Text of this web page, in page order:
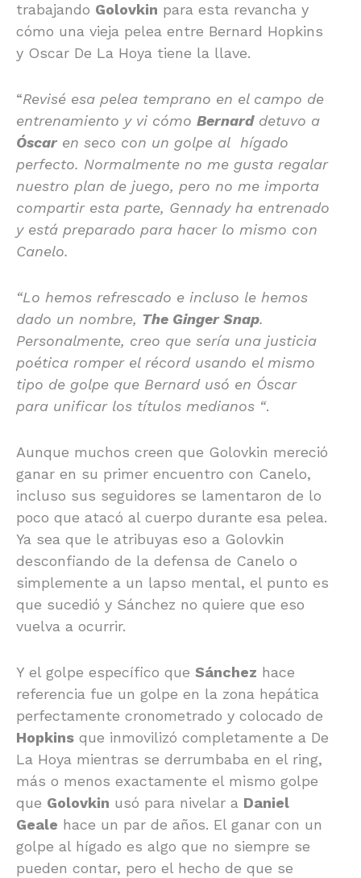
trabajando Golovkin para esta revancha y
cómo una vieja pelea entre Bernard Hopkins
y Oscar De La Hoya tiene la llave.
“Revisé esa pelea temprano en el campo de
entrenamiento y vi cómo Bernarddetuvo a
Óscaren seco con un golpe al hígado
perfecto. Normalmente no me gusta regalar
nuestro plan de juego, pero no me importa
compartir esta parte, Gennady ha entrenado
y está preparado para hacer lo mismo con
Canelo.
“Lo hemos refrescado e incluso le hemos
dado un nombre, The Ginger Snap.
Personalmente, creo que sería una justicia
poética romper el récord usando el mismo
tipo de golpe que Bernard usó en Óscar
para unificar los títulos medianos “.
Aunque muchos creen que Golovkin mereció
ganar en su primer encuentro con Canelo,
incluso sus seguidores se lamentaron de lo
poco que atacó al cuerpo durante esa pelea.
Ya sea que le atribuyas eso a Golovkin
desconfiando de la defensa de Canelo o
simplemente a un lapso mental, el punto es
que sucedió y Sánchez no quiere que eso
vuelva a ocurrir.
Y el golpe específico que Sánchez hace
referencia fue un golpe en la zona hepática
perfectamente cronometrado y colocado de
Hopkins que inmovilizó completamente a De
La Hoya mientras se derrumbaba en el ring,
más o menos exactamente el mismo golpe
que Golovkin usó para nivelar a Daniel
Geale hace un par de años. El ganar con un
golpe al hígado es algo que no siempre se
pueden contar, pero el hecho de que se